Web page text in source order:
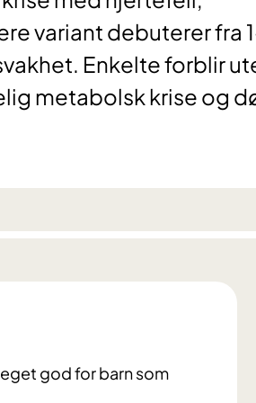
variant debuterer fra
Enkelte forblir
metabolsk krise og
god for barn som